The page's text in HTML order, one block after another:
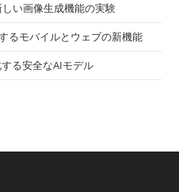
い画像生成機能の実験
るモバイルとウェブの新機能
る安全なAIモデル